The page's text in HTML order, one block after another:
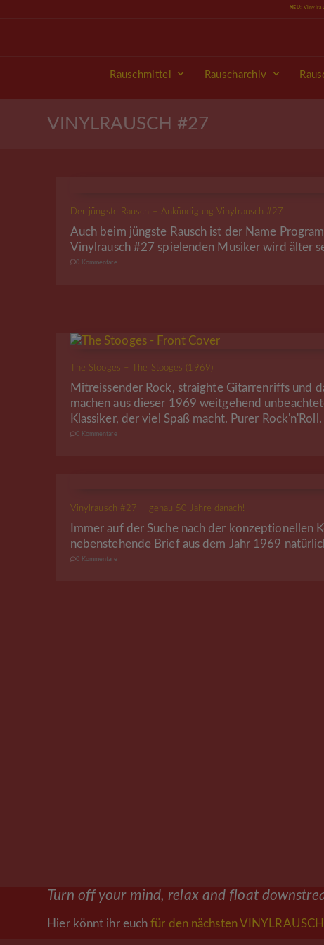
NEU:
Rauschmittel Rauscharchiv
VINYLRAUSCH #27
Der jüngste Rausch – Ankündigung Vinylrausch #27
Auch beim jüngste Rausch ist der Name
Vinylrausch #27 spielenden Musiker wird älter
0 Kommentare
The Stooges – The Stooges (1969)
Mitreissender Rock, straighte Gitarrenriffs und
machen aus dieser 1969 weitgehend
Klassiker, der viel Spaß macht. Purer Rock'n'Roll.
0 Kommentare
Vinylrausch #27 – genau 50 Jahre danach!
Immer auf der Suche nach der konzeptionellen
nebenstehende Brief aus dem Jahr 1969
0 Kommentare
Turn off your mind, relax and float
Hier könnt ihr euchfür den nächsten